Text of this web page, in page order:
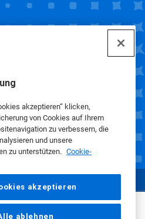
akzeptieren“ klicken,
von Cookies auf Ihrem
zu verbessern, die
und unsere
zu unterstützen. Cookie-
akzeptieren
ablehnen